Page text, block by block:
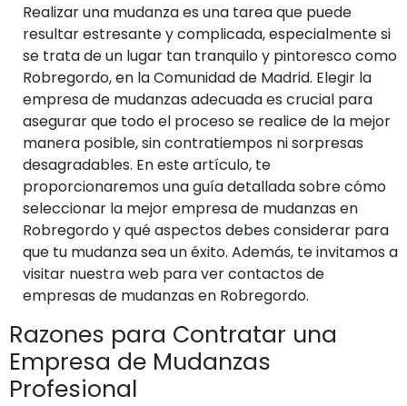
Realizar una mudanza es una tarea que puede
resultar estresante y complicada, especialmente si
se trata de un lugar tan tranquilo y pintoresco como
Robregordo, en la Comunidad de Madrid. Elegir la
empresa de mudanzas adecuada es crucial para
asegurar que todo el proceso se realice de la mejor
manera posible, sin contratiempos ni sorpresas
desagradables. En este artículo, te
proporcionaremos una guía detallada sobre cómo
seleccionar la mejor empresa de mudanzas en
Robregordo y qué aspectos debes considerar para
que tu mudanza sea un éxito. Además, te invitamos a
visitar nuestra web para ver contactos de
empresas de mudanzas en Robregordo.
Razones para Contratar una
Empresa de Mudanzas
Profesional